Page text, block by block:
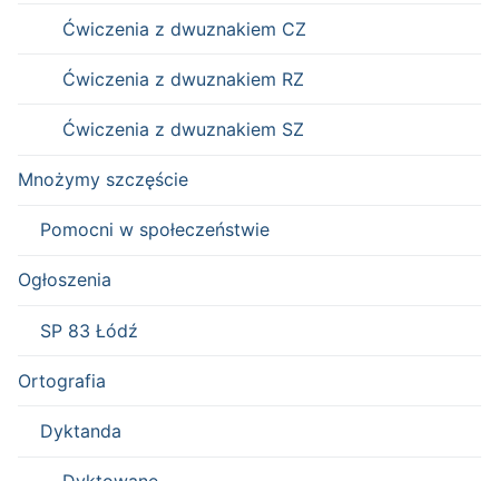
Ćwiczenia z dwuznakiem CZ
Ćwiczenia z dwuznakiem RZ
Ćwiczenia z dwuznakiem SZ
Mnożymy szczęście
Pomocni w społeczeństwie
Ogłoszenia
SP 83 Łódź
Ortografia
Dyktanda